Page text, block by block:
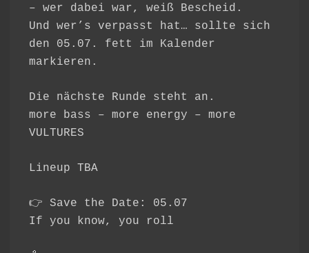
– wer dabei war, weiß Bescheid.
Und wer’s verpasst hat… sollte sich
den 05.07. fett im Kalender
markieren.
Die nächste Runde steht an.
more bass – more energy – more
VULTURES
Lineup TBA
👉 Save the Date: 05.07
If you know, you roll